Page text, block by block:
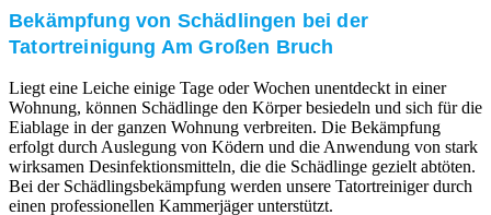
Bekämpfung von Schädlingen bei der
Tatortreinigung Am Großen Bruch
Liegt eine Leiche einige Tage oder Wochen unentdeckt in einer
Wohnung, können Schädlinge den Körper besiedeln und sich für die
Eiablage in der ganzen Wohnung verbreiten. Die Bekämpfung
erfolgt durch Auslegung von Ködern und die Anwendung von stark
wirksamen Desinfektionsmitteln, die die Schädlinge gezielt abtöten.
Bei der Schädlingsbekämpfung werden unsere Tatortreiniger durch
einen professionellen Kammerjäger unterstützt.